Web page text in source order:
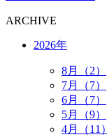
ARCHIVE
2026年
8月（2）
7月（7）
6月（7）
5月（9）
4月（11）